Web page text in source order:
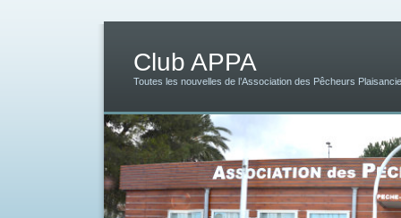
Club APPA
Toutes les nouvelles de l’Association des Pêcheurs